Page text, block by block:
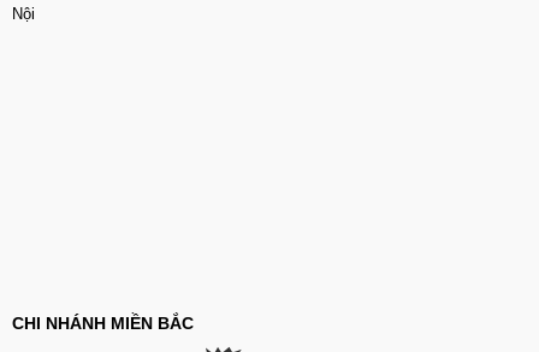
Nội
CHI NHÁNH MIỀN BẮC